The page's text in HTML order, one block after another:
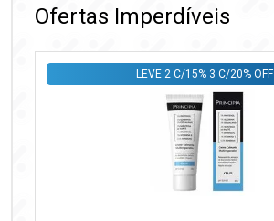
Ofertas Imperdíveis
LEVE 2 C/15% 3 C/20% OFF